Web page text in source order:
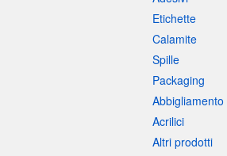
Etichette
Calamite
Spille
Packaging
Abbigliamento
Acrilici
Altri prodotti